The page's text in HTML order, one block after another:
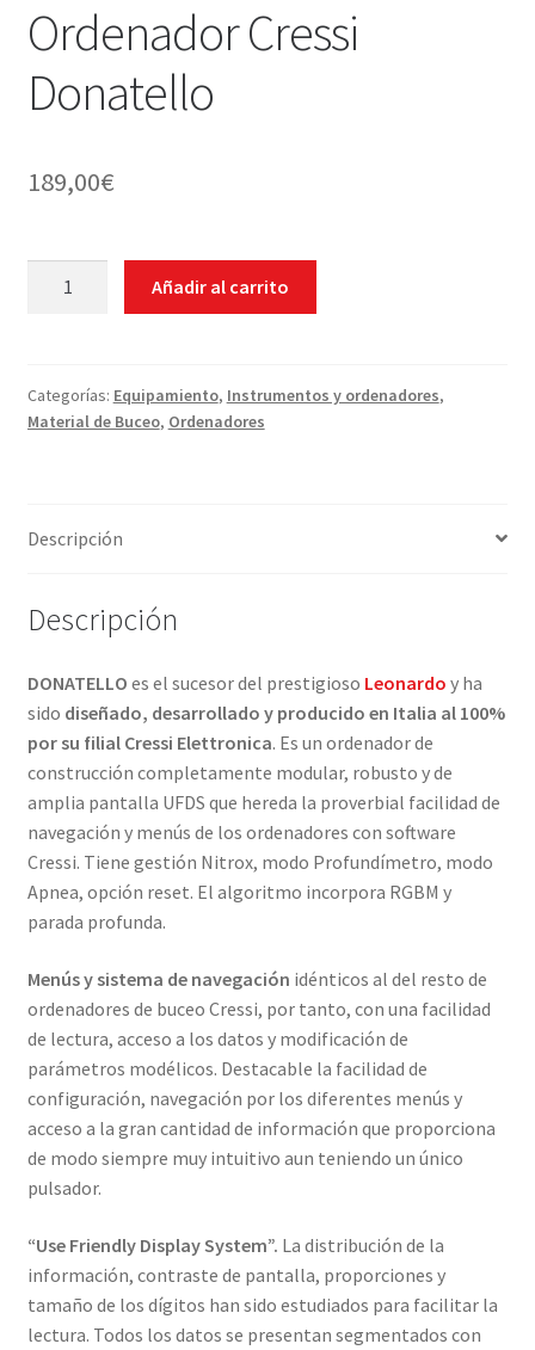
Ordenador Cressi
Donatello
189,00€
Añadir al carrito
Categorías: Equipamiento, Instrumentos y ordenadores,
Material de Buceo, Ordenadores
Descripción
Descripción
DONATELLO es el sucesor del prestigioso Leonardo y ha
sido diseñado, desarrollado y producido en Italia al 100%
por su filial Cressi Elettronica. Es un ordenador de
construcción completamente modular, robusto y de
amplia pantalla UFDS que hereda la proverbial facilidad de
navegación y menús de los ordenadores con software
Cressi. Tiene gestión Nitrox, modo Profundímetro, modo
Apnea, opción reset. El algoritmo incorpora RGBM y
parada profunda.
Menús y sistema de navegación idénticos al del resto de
ordenadores de buceo Cressi, por tanto, con una facilidad
de lectura, acceso a los datos y modificación de
parámetros modélicos. Destacable la facilidad de
configuración, navegación por los diferentes menús y
acceso a la gran cantidad de información que proporciona
de modo siempre muy intuitivo aun teniendo un único
pulsador.
“Use Friendly Display System”. La distribución de la
información, contraste de pantalla, proporciones y
tamaño de los dígitos han sido estudiados para facilitar la
lectura. Todos los datos se presentan segmentados con